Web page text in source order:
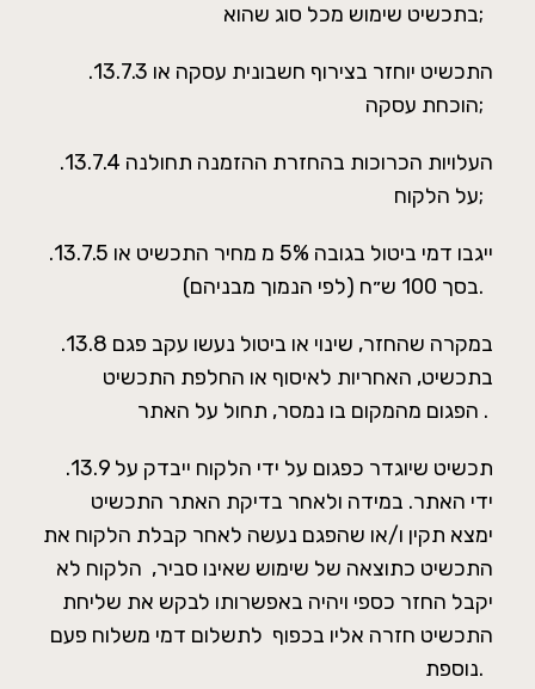
בתכשיט שימוש מכל סוג שהוא;
.13.7.3 התכשיט יוחזר בצירוף חשבונית עסקה או
הוכחת עסקה;
.13.7.4 העלויות הכרוכות בהחזרת ההזמנה תחולנה
על הלקוח;
.13.7.5 ייגבו דמי ביטול בגובה 5% מ מחיר התכשיט או
בסך 100 ש״ח (לפי הנמוך מבניהם).
.13.8 במקרה שהחזר, שינוי או ביטול נעשו עקב פגם
בתכשיט, האחריות לאיסוף או החלפת התכשיט
הפגום מהמקום בו נמסר, תחול על האתר .
.13.9 תכשיט שיוגדר כפגום על ידי הלקוח ייבדק על
ידי האתר. במידה ולאחר בדיקת האתר התכשיט
ימצא תקין ו/או שהפגם נעשה לאחר קבלת הלקוח את
התכשיט כתוצאה של שימוש שאינו סביר, הלקוח לא
יקבל החזר כספי ויהיה באפשרותו לבקש את שליחת
התכשיט חזרה אליו בכפוף לתשלום דמי משלוח פעם
נוספת.